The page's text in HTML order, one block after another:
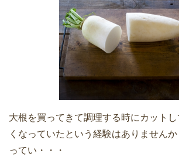
大根を買ってきて調理する時にカット
くなっていたという経験はありません
ってい・・・